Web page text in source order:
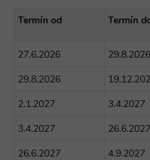
Termín od Termín
27.6.2026 29.8.2026
29.8.2026
2.1.2027 3.4.2027
3.4.2027 26.6.2027
26.6.2027 4.9.2027